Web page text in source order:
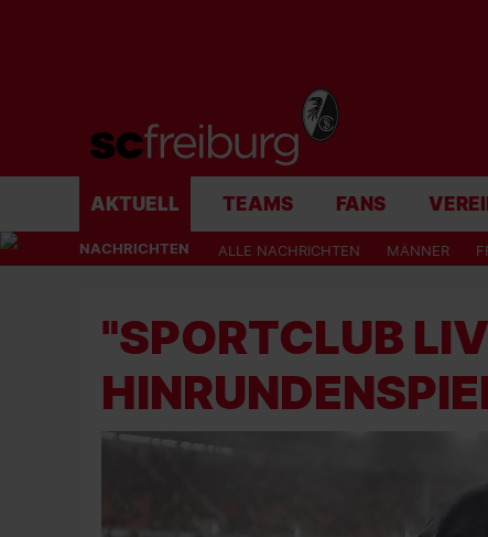
AKTUELL TEAMS FANS
NACHRICHTEN ALLE NACHRICHTEN MÄNNER
"SPORTCLUB